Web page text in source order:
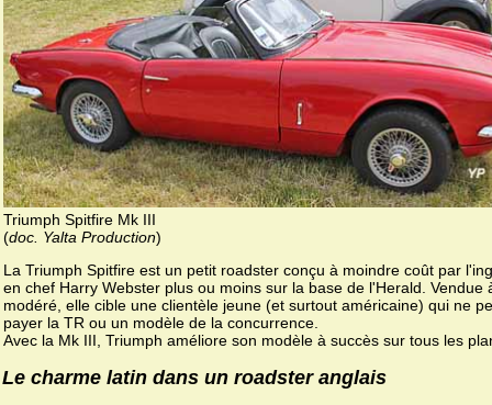
Triumph Spitfire Mk III
(doc. Yalta Production)
La Triumph Spitfire est un petit roadster conçu à moindre coût par
en chef Harry Webster plus ou moins sur la base de l'Herald. Vendue
modéré, elle cible une clientèle jeune (et surtout américaine) qui ne
payer la TR ou un modèle de la concurrence.
Avec la Mk III, Triumph améliore son modèle à succès sur tous les
Le charme latin dans un roadster anglais